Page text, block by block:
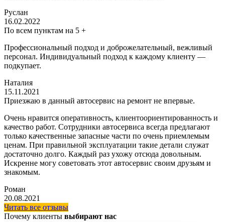
Руслан
16.02.2022
По всем пунктам на 5 +
Профессиональный подход и доброжелательный, вежливый
персонал. Индивидуальный подход к каждому клиенту —
подкупает.
Наталия
15.11.2021
Приезжаю в данный автосервис на ремонт не впервые.
Очень нравится оперативность, клиентоориентированность и
качество работ. Сотрудники автосервиса всегда предлагают
только качественные запасные части по очень приемлемым
ценам. При правильной эксплуатации такие детали служат
достаточно долго. Каждый раз ухожу отсюда довольным.
Искренне могу советовать этот автосервис своим друзьям и
знакомым.
Роман
20.08.2021
Читать все отзывы
Почему клиенты выбирают нас